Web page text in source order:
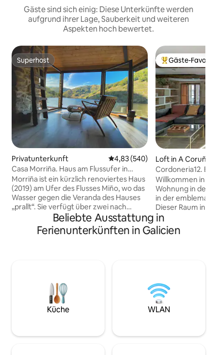
Gäste sind sich einig: Diese Unterkünfte werden
aufgrund ihrer Lage, Sauberkeit und weiteren
Aspekten hoch bewertet.
Superhost
Superhost
Privatunterkunft Durchschnittliche Bewertung:
4,83 (540)
Casa Morriña. Haus am Flussufer in
Ribeira Sacra
Morriña ist ein kürzlich renoviertes Haus
(2019) am Ufer des Flusses Miño, wo das
Wasser gegen die Veranda des Hauses
„prallt“. Sie verfügt über zwei nach
außen gerichtete Schlafzimmer, jedes
mit eigenem Badezimmer, und im
Obergeschoss über ein großes
mit Zugang zur Terrasse und zur
Veranda. Große Sorgfalt wurde auf die
Beleuchtung und den Komfort gelegt.
ACHTUNG: Wenn du eine einzelne
Beliebter Gäste-
Gäste-Favorit
Loft in A Coruña
Cordoneria12.
Willkommen in
Wohnung in der
in der
Dieser Raum in
Jahr 1870 wurde
wobei seine
Holzbalken
ermöglicht es
zu erkunden und
Design und
Beliebte Ausstattung in
Ferienunterkünften in Galicien
Küche WLAN